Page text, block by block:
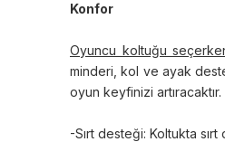
Konfor
Oyuncu koltuğu
minderi, kol ve ayak
oyun keyfinizi
-Sırt desteği: Koltukta